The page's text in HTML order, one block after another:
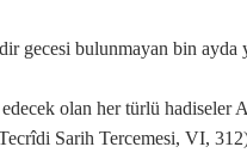
gecesi bulunmayan bin ayda
olan her türlü hadiseler
Sarih Tercemesi, VI,